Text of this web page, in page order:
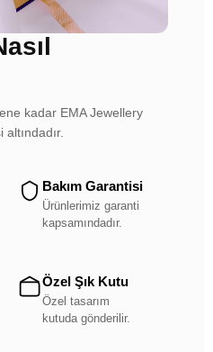
kadar EMA Jewellery
Bakım Garantisi
Ürünlerimiz garanti
kapsamındadır.
Özel Şık Kutu
Özel tasarım
kutuda gönderilir.